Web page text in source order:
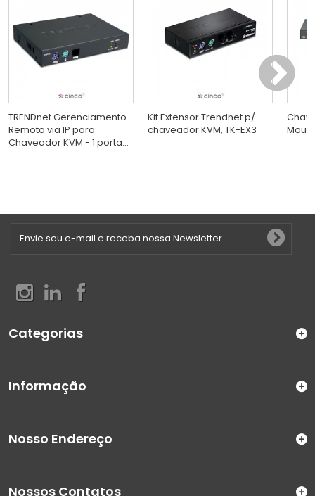
TRENDnet Gerenciamento
Remoto via IP para
Chaveador KVM - 1 porta...
Kit Extensor Trendnet p/
chaveador KVM, TK-EX3
Categorias
Informação
Nosso Endereço
Nossos Contatos